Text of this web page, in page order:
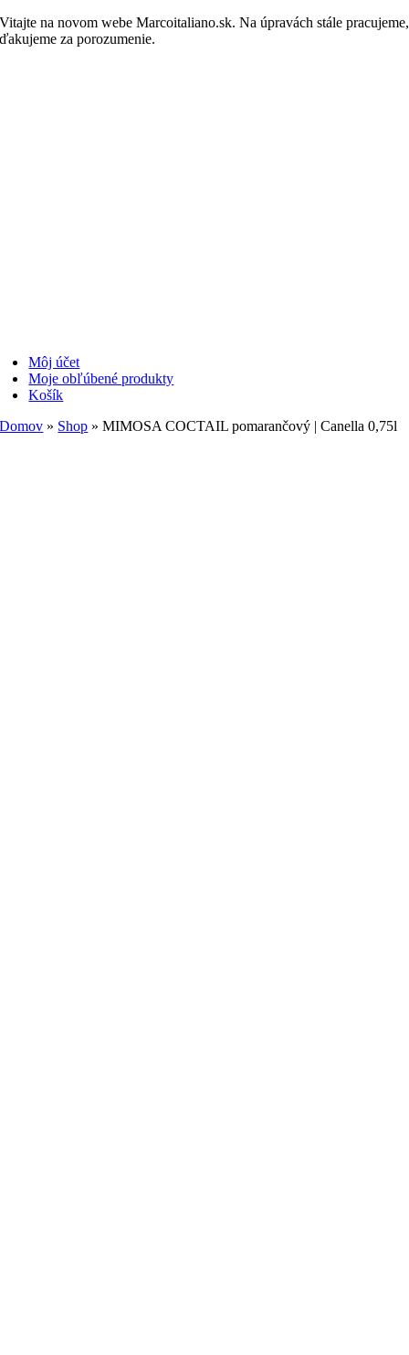
Skip
to
Vitajte na novom webe Marcoitaliano.sk. Na úpravách stále pracujeme,
ďakujeme za porozumenie.
Môj účet
Moje obľúbené produkty
Košík
Domov » Shop »MIMOSA COCTAIL pomarančový | Canella 0,75l